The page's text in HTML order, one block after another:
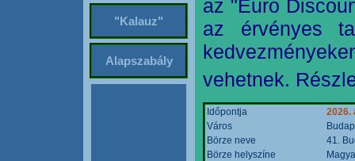
"Kalauz"
Alapszabály
az "Euro
az érvényes
vehetnek.
Időpontja
2026.
Város
Börze neve
41.
Börze helyszíne